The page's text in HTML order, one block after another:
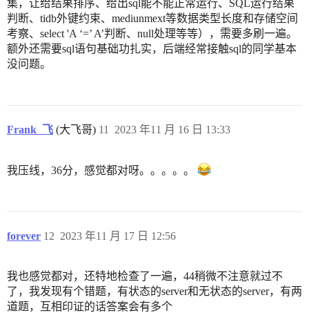
集，让给结果排序、给出sql能不能正常运行、SQL运行结果
判断、tidb外键约束、mediunmext等数据类型长度和存储空间
考察、select 'A ‘=’ A’判断、null处理等等），需要多刷一遍。
额外还需要sql语句基础功扎实，后端经常接触sql的同学基本
没问题。
Frank_飞 (大飞哥) 2023 年11 月 16 日 13:33
11
我压线，36分，感觉都对呀。。。。。
forever 2023 年11 月 17 日 12:56
12
我也感觉都对，还特地检查了一遍，44稍微不注意就过不
了，我发现有个错题，有状态的server和无状态的server，有两
道题，互相印证的话答案会有多个